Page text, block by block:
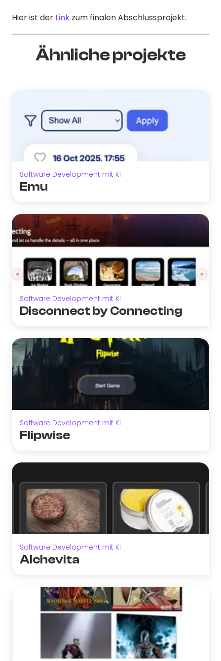
Hier ist der Link zum finalen Abschlussprojekt.
Ähnliche projekte
Software Development mit KI
Emu
Software Development mit KI
Disconnect by Connecting
Software Development mit KI
Flipwise
Software Development mit KI
Alchevita